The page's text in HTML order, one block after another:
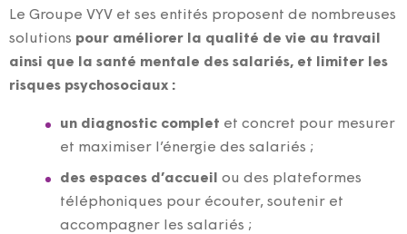
Le Groupe VYV et ses entités proposent de nombreuses
solutions pour améliorer la qualité de vie au travail
ainsi que la santé mentale des salariés, et limiter les
risques psychosociaux :
un diagnostic complet et concret pour mesurer
et maximiser l’énergie des salariés ;
des espaces d’accueil
ou des plateformes
téléphoniques pour écouter, soutenir et
accompagner les salariés ;